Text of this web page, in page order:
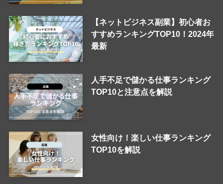
【ネットビジネス副業】初心者お
すすめランキングTOP10！2024年
最新
人手不足で儲かる仕事ランキング
TOP10と注意点を解説
女性向け！楽しい仕事ランキング
TOP10を解説